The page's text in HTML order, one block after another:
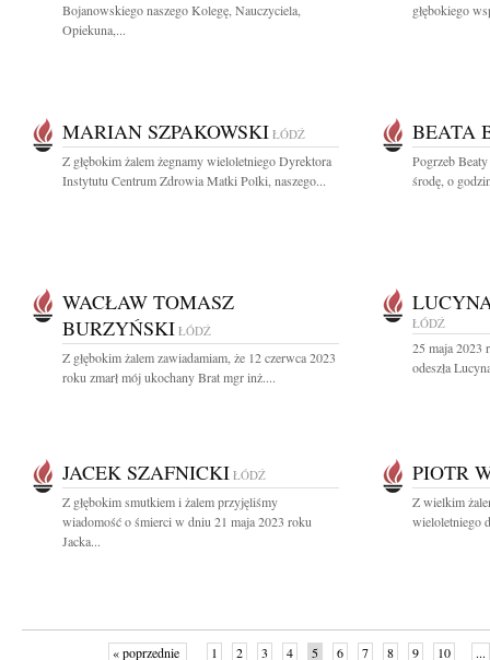
Bojanowskiego naszego Kolegę, Nauczyciela,
Opiekuna,...
głębokiego
MARIAN SZPAKOWSKI ŁÓDŹ
Z głębokim żalem żegnamy wieloletniego Dyrektora
Instytutu Centrum Zdrowia Matki Polki, naszego...
BEATA
Pogrzeb
środę, o
WACŁAW TOMASZ
BURZYŃSKI ŁÓDŹ
Z głębokim żalem zawiadamiam, że 12 czerwca 2023
roku zmarł mój ukochany Brat mgr inż....
ŁÓDŹ
25 maja 2023
odeszła
JACEK SZAFNICKI ŁÓDŹ
Z głębokim smutkiem i żalem przyjęliśmy
wiadomość o śmierci w dniu 21 maja 2023 roku
Jacka...
PIOTR
Z wielkim
wieloletniego
« poprzednie 1 2 3 4 5 6 7 8 9 10 ...